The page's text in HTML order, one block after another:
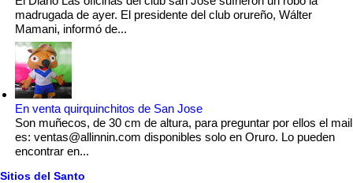
madrugada de ayer. El presidente del club orureño, Wálter
Mamani, informó de...
En venta quirquinchitos de San Jose
Son muñecos, de 30 cm de altura, para preguntar por ellos el mail
es: ventas@allinnin.com disponibles solo en Oruro. Lo pueden
encontrar en...
Sitios del Santo